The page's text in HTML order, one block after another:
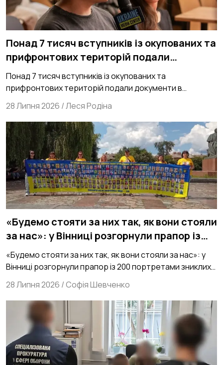
Понад 7 тисяч вступників із окупованих та
прифронтових територій подали
документи в українські Виші
Понад 7 тисяч вступників із окупованих та
прифронтових територій подали документи в
українські Виші
28 Липня 2026 /Леся Родіна
«Будемо стояти за них так, як вони стояли
за нас»: у Вінниці розгорнули прапор із
200 портретами зниклих безвісти
захисників зі 154 ОМБр
«Будемо стояти за них так, як вони стояли за нас»: у
Вінниці розгорнули прапор із 200 портретами зниклих
безвісти захисників зі 154 ОМБр
28 Липня 2026 / Софія Шевченко